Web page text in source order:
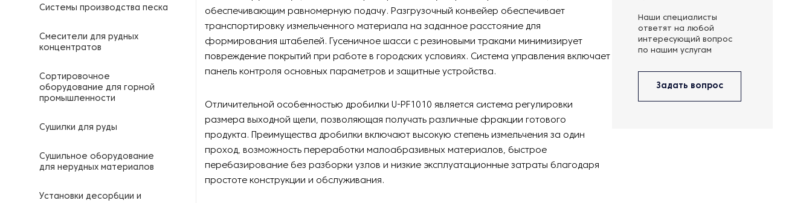
Системы производства песка
Смесители для рудных
концентратов
Сортировочное
оборудование для горной
промышленности
Сушилки для руды
Сушильное оборудование
для нерудных материалов
Установки десорбции и
обеспечивающим равномерную подачу. Разгрузочный конвейер обеспечивает
транспортировку измельченного материала на заданное расстояние для
формирования штабелей. Гусеничное шасси с резиновыми траками минимизирует
повреждение покрытий при работе в городских условиях. Система управления включает
панель контроля основных параметров и защитные устройства.
Отличительной особенностью дробилки U-PF1010 является система регулировки
размера выходной щели, позволяющая получать различные фракции готового
продукта. Преимущества дробилки включают высокую степень измельчения за один
проход, возможность переработки малоабразивных материалов, быстрое
перебазирование без разборки узлов и низкие эксплуатационные затраты благодаря
простоте конструкции и обслуживания.
Наши специалисты
ответят на любой
интересующий вопрос
по нашим услугам
Задать вопрос